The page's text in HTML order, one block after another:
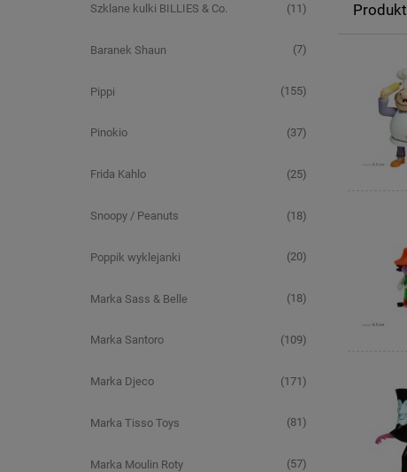
Szklane kulki BILLIES & Co. (11)
Baranek Shaun (7)
Pippi (155)
Pinokio (37)
Frida Kahlo (25)
Snoopy / Peanuts (18)
Poppik wyklejanki (20)
Marka Sass & Belle (18)
Marka Santoro (109)
Marka Djeco (171)
Marka Tisso Toys (81)
Marka Moulin Roty (57)